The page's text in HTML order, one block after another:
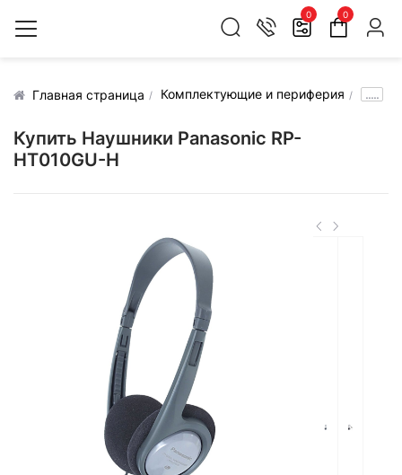
0 0
Главная страница Комплектующие и периферия .....
Купить Наушники Panasonic RP-
HT010GU-H